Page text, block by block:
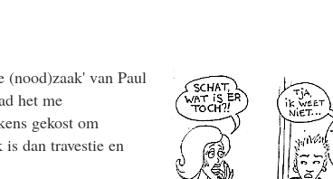
(nood)zaak' van Paul
het me
gekost om
dan travestie en